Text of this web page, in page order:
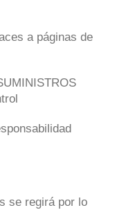
a páginas de
se regirá por lo